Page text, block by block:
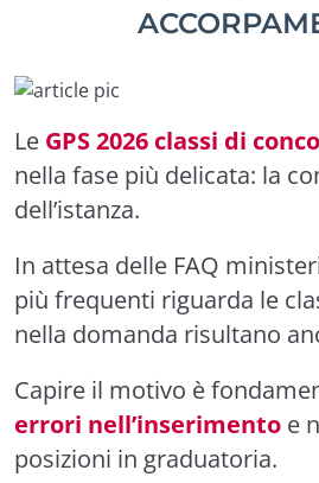
Le GPS 2026 classi di
nella fase più delicata: la
dell’istanza.
In attesa delle FAQ
più frequenti riguarda le
nella domanda risultano
Capire il motivo è
errori nell’inserimento e
posizioni in graduatoria.